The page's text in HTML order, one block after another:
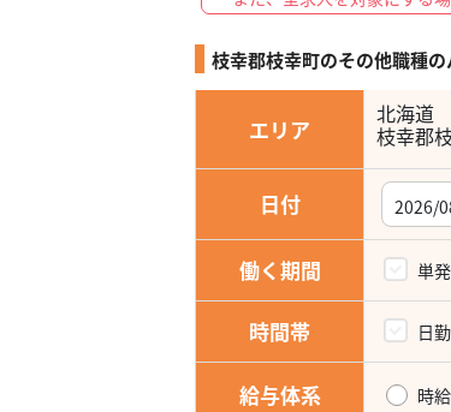
枝幸郡枝幸町のその他職種の
エリア
北海道
枝幸郡
日付
働く期間 単
時間帯 日勤
給与体系 時給